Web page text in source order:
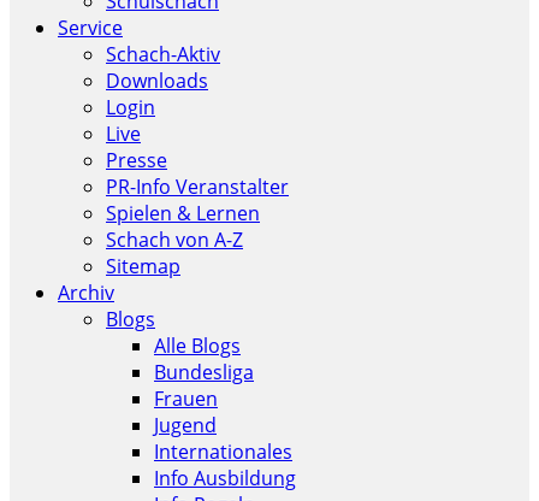
Service
Schach-Aktiv
Downloads
Login
Live
Presse
PR-Info Veranstalter
Spielen & Lernen
Schach von A-Z
Sitemap
Archiv
Blogs
Alle Blogs
Bundesliga
Frauen
Jugend
Internationales
Info Ausbildung